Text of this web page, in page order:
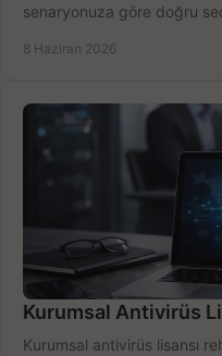
senaryonuza göre doğru
8 Haziran 2026
Kurumsal Antivirüs
Kurumsal antivirüs lisansı